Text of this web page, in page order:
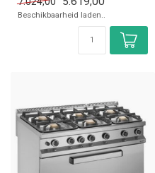
✓ 54 kW
✓ Gas
Beschikbaarheid laden..